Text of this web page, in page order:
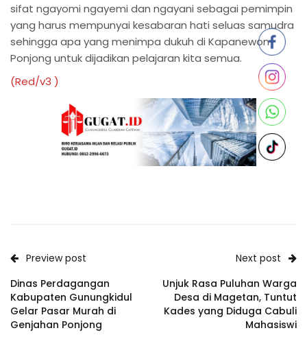
sifat ngayomi ngayemi dan ngayani sebagai pemimpin
yang harus mempunyai kesabaran hati seluas samudra
sehingga apa yang menimpa dukuh di Kapanewon
Ponjong untuk dijadikan pelajaran kita semua.
(Red/v3 )
Preview post
Dinas Perdagangan
Kabupaten Gunungkidul
Gelar Pasar Murah di
Genjahan Ponjong
Next post
Unjuk Rasa Puluhan Warga
Desa di Magetan, Tuntut
Kades yang Diduga Cabuli
Mahasiswi